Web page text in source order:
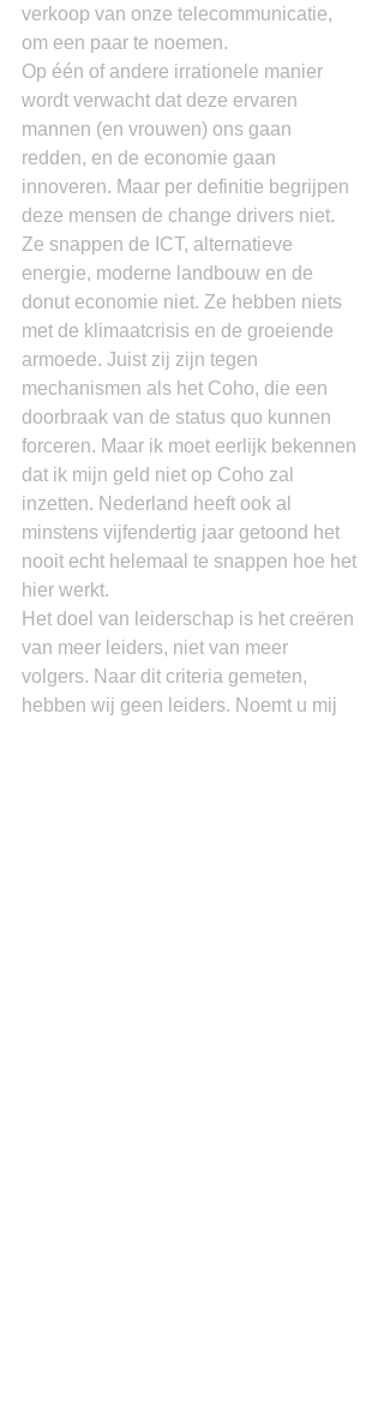
verkoop van onze telecommunicatie,
om een paar te noemen.
Op één of andere irrationele manier
wordt verwacht dat deze ervaren
mannen (en vrouwen) ons gaan
redden, en de economie gaan
innoveren. Maar per definitie begrijpen
deze mensen de change drivers niet.
Ze snappen de ICT, alternatieve
energie, moderne landbouw en de
donut economie niet. Ze hebben niets
met de klimaatcrisis en de groeiende
armoede. Juist zij zijn tegen
mechanismen als het Coho, die een
doorbraak van de status quo kunnen
forceren. Maar ik moet eerlijk bekennen
dat ik mijn geld niet op Coho zal
inzetten. Nederland heeft ook al
minstens vijfendertig jaar getoond het
nooit echt helemaal te snappen hoe het
hier werkt.
Het doel van leiderschap is het creëren
van meer leiders, niet van meer
volgers. Naar dit criteria gemeten,
hebben wij geen leiders. Noemt u mij